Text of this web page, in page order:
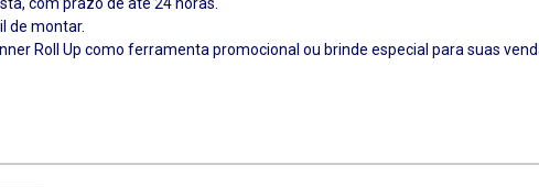
de montar.
Roll Up como ferramenta promocional ou brinde especial para suas